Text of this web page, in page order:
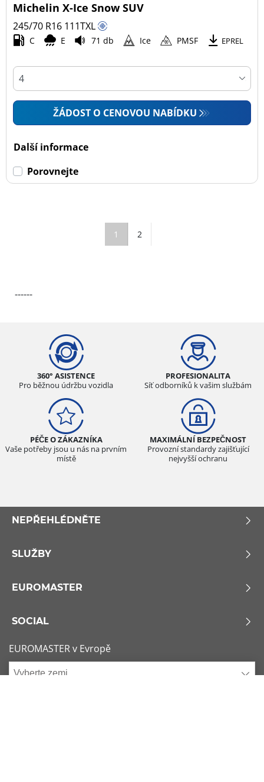
Michelin X-Ice Snow SUV
245/70 R16 111TXL
C E 71 db Ice PMSF EPREL
ŽÁDOST O CENOVOU NABÍDKU
Další informace
Porovnejte
1 2
------
360° ASISTENCE
Pro běžnou údržbu vozidla
PROFESIONALITA
Síť odborníků k vašim službám
PÉČE O ZÁKAZNÍKA
Vaše potřeby jsou u nás na prvním
místě
MAXIMÁLNÍ BEZPEČNOST
Provozní standardy zajišťující
nejvyšší ochranu
NEPŘEHLÉDNĚTE
SLUŽBY
EUROMASTER
SOCIAL
EUROMASTER v Evropě
Vyberte zemi